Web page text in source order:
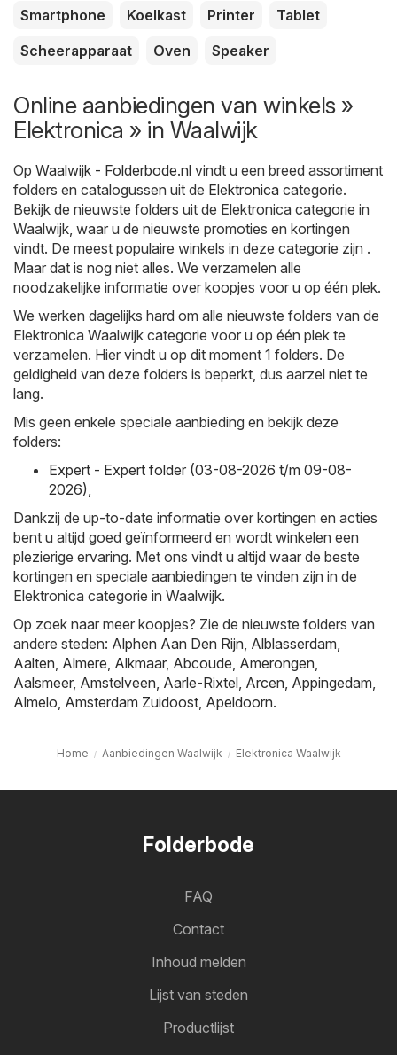
Smartphone
Koelkast Printer
Tablet
Scheerapparaat
Oven Speaker
Online aanbiedingen van winkels »
Elektronica » in Waalwijk
Op Waalwijk - Folderbode.nl vindt u een breed assortiment
folders en catalogussen uit de Elektronica categorie.
Bekijk de nieuwste folders uit de Elektronica categorie in
Waalwijk, waar u de nieuwste promoties en kortingen
vindt. De meest populaire winkels in deze categorie zijn .
Maar dat is nog niet alles. We verzamelen alle
noodzakelijke informatie over koopjes voor u op één plek.
We werken dagelijks hard om alle nieuwste folders van de
Elektronica Waalwijk categorie voor u op één plek te
verzamelen. Hier vindt u op dit moment 1 folders. De
geldigheid van deze folders is beperkt, dus aarzel niet te
lang.
Mis geen enkele speciale aanbieding en bekijk deze
folders:
Expert - Expert folder (03-08-2026 t/m 09-08-
2026),
Dankzij de up-to-date informatie over kortingen en acties
bent u altijd goed geïnformeerd en wordt winkelen een
plezierige ervaring. Met ons vindt u altijd waar de beste
kortingen en speciale aanbiedingen te vinden zijn in de
Elektronica categorie in Waalwijk.
Op zoek naar meer koopjes? Zie de nieuwste folders van
andere steden: Alphen Aan Den Rijn, Alblasserdam,
Aalten, Almere, Alkmaar, Abcoude, Amerongen,
Aalsmeer, Amstelveen, Aarle-Rixtel, Arcen, Appingedam,
Almelo, Amsterdam Zuidoost, Apeldoorn.
Home Aanbiedingen Waalwijk Elektronica Waalwijk
Folderbode
FAQ
Contact
Inhoud melden
Lijst van steden
Productlijst